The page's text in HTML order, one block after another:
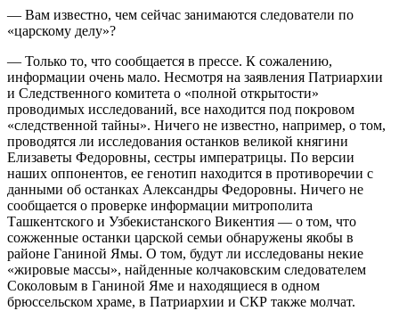
— Вам известно, чем сейчас занимаются следователи по
«царскому делу»?
— Только то, что сообщается в прессе. К сожалению,
информации очень мало. Несмотря на заявления Патриархии
и Следственного комитета о «полной открытости»
проводимых исследований, все находится под покровом
«следственной тайны». Ничего не известно, например, о том,
проводятся ли исследования останков великой княгини
Елизаветы Федоровны, сестры императрицы. По версии
наших оппонентов, ее генотип находится в противоречии с
данными об останках Александры Федоровны. Ничего не
сообщается о проверке информации митрополита
Ташкентского и Узбекистанского Викентия — о том, что
сожженные останки царской семьи обнаружены якобы в
районе Ганиной Ямы. О том, будут ли исследованы некие
«жировые массы», найденные колчаковским следователем
Соколовым в Ганиной Яме и находящиеся в одном
брюссельском храме, в Патриархии и СКР также молчат.